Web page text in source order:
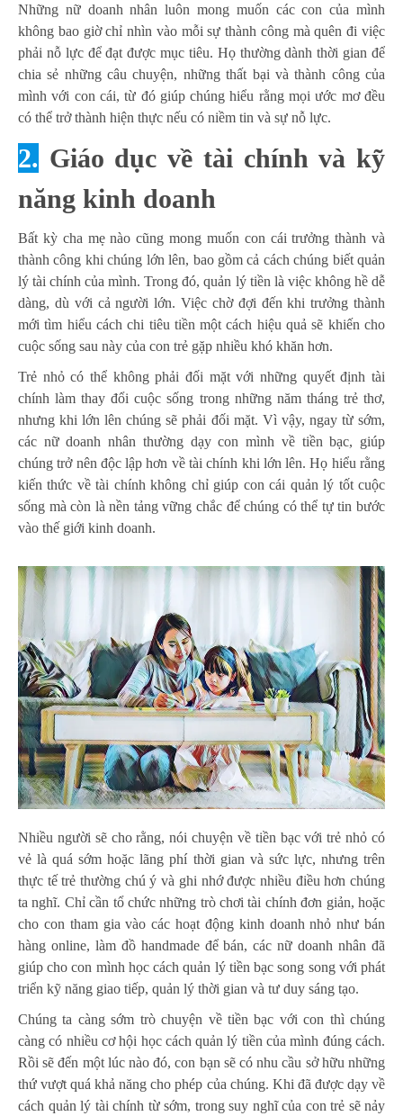
Những nữ doanh nhân luôn mong muốn các con của mình
không bao giờ chỉ nhìn vào mỗi sự thành công mà quên đi việc
phải nỗ lực để đạt được mục tiêu. Họ thường dành thời gian để
chia sẻ những câu chuyện, những thất bại và thành công của
mình với con cái, từ đó giúp chúng hiểu rằng mọi ước mơ đều
có thể trở thành hiện thực nếu có niềm tin và sự nỗ lực.
2. Giáo dục về tài chính và kỹ
năng kinh doanh
Bất kỳ cha mẹ nào cũng mong muốn con cái trưởng thành và
thành công khi chúng lớn lên, bao gồm cả cách chúng biết quản
lý tài chính của mình. Trong đó, quản lý tiền là việc không hề dễ
dàng, dù với cả người lớn. Việc chờ đợi đến khi trưởng thành
mới tìm hiểu cách chi tiêu tiền một cách hiệu quả sẽ khiến cho
cuộc sống sau này của con trẻ gặp nhiều khó khăn hơn.
Trẻ nhỏ có thể không phải đối mặt với những quyết định tài
chính làm thay đổi cuộc sống trong những năm tháng trẻ thơ,
nhưng khi lớn lên chúng sẽ phải đối mặt. Vì vậy, ngay từ sớm,
các nữ doanh nhân thường dạy con mình về tiền bạc, giúp
chúng trở nên độc lập hơn về tài chính khi lớn lên. Họ hiểu rằng
kiến thức về tài chính không chỉ giúp con cái quản lý tốt cuộc
sống mà còn là nền tảng vững chắc để chúng có thể tự tin bước
vào thế giới kinh doanh.
Nhiều người sẽ cho rằng, nói chuyện về tiền bạc với trẻ nhỏ có
vẻ là quá sớm hoặc lãng phí thời gian và sức lực, nhưng trên
thực tế trẻ thường chú ý và ghi nhớ được nhiều điều hơn chúng
ta nghĩ. Chỉ cần tổ chức những trò chơi tài chính đơn giản, hoặc
cho con tham gia vào các hoạt động kinh doanh nhỏ như bán
hàng online, làm đồ handmade để bán, các nữ doanh nhân đã
giúp cho con mình học cách quản lý tiền bạc song song với phát
triển kỹ năng giao tiếp, quản lý thời gian và tư duy sáng tạo.
Chúng ta càng sớm trò chuyện về tiền bạc với con thì chúng
càng có nhiều cơ hội học cách quản lý tiền của mình đúng cách.
Rồi sẽ đến một lúc nào đó, con bạn sẽ có nhu cầu sở hữu những
thứ vượt quá khả năng cho phép của chúng. Khi đã được dạy về
cách quản lý tài chính từ sớm, trong suy nghĩ của con trẻ sẽ nảy